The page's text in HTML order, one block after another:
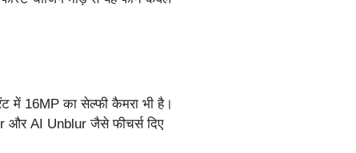
16MP का सेल्फी कैमरा भी है।
और AI Unblur जैसे फीचर्स दिए